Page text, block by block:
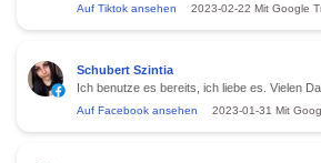
Auf Tiktok ansehen 2023-02-22 Mit Google
Schubert Szintia
Ich benutze es bereits, ich liebe es. Vielen
Auf Facebook ansehen 2023-01-31 Mit